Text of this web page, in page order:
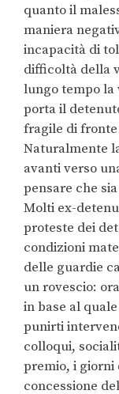
quanto il
maniera
incapacità di
difficoltà della
lungo tempo la
porta il
fragile di
Naturalmente
avanti verso
pensare che
Molti ex-
proteste dei
condizioni
delle guardie
un rovescio:
in base al
punirti
colloqui,
premio, i giorni
concessione